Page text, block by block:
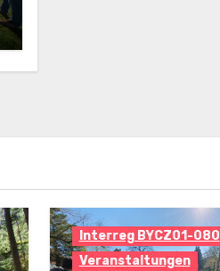
Interreg BYCZ01-080
Veranstaltungen